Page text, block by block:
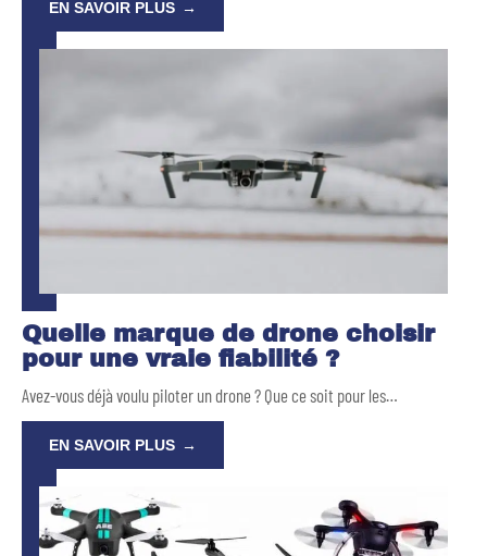
EN SAVOIR PLUS
Quelle marque de drone choisir
pour une vraie fiabilité ?
Avez-vous déjà voulu piloter un drone ? Que ce soit pour les…
EN SAVOIR PLUS